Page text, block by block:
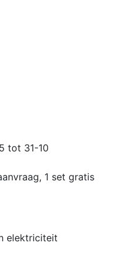
tot 31-10
1 set gratis
elektriciteit